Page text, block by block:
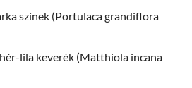
színek (Portulaca grandiflora
lila keverék (Matthiola incana